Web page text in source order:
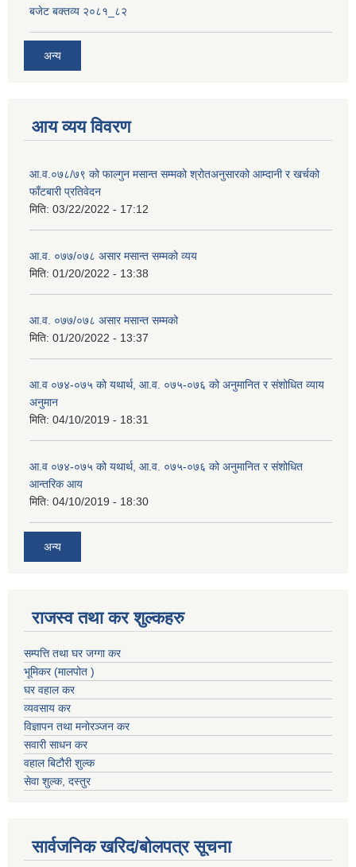
बजेट बक्तव्य २०८१_८२
अन्य
आय व्यय विवरण
आ.व.०७८/७९ को फाल्गुन मसान्त सम्मको श्रोतअनुसारको आम्दानी र खर्चको
फाँटबारी प्रतिवेदन
मिति: 03/22/2022 - 17:12
आ.व. ०७७/०७८ असार मसान्त सम्मको व्यय
मिति: 01/20/2022 - 13:38
आ.व. ०७७/०७८ असार मसान्त सम्मको
मिति: 01/20/2022 - 13:37
आ.व ०७४-०७५ को यथार्थ, आ.व. ०७५-०७६ को अनुमानित र संशोधित व्याय
अनुमान
मिति: 04/10/2019 - 18:31
आ.व ०७४-०७५ को यथार्थ, आ.व. ०७५-०७६ को अनुमानित र संशोधित
आन्तरिक आय
मिति: 04/10/2019 - 18:30
अन्य
राजस्व तथा कर शुल्कहरु
सम्पत्ति तथा घर जग्गा कर
भूमिकर (मालपोत )
घर वहाल कर
व्यवसाय कर
विज्ञापन तथा मनोरञ्जन कर
सवारी साधन कर
वहाल बिटौरी शुल्क
सेवा शुल्क, दस्तुर
सार्वजनिक खरिद/बोलपत्र सूचना